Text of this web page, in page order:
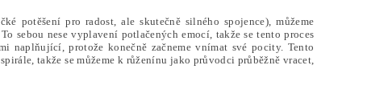
potěšení pro radost, ale skutečně silného spojence), můžeme
sebou nese vyplavení potlačených emocí, takže se tento proces
naplňující, protože konečně začneme vnímat své pocity. Tento
takže se můžeme k růženínu jako průvodci průběžně vracet,